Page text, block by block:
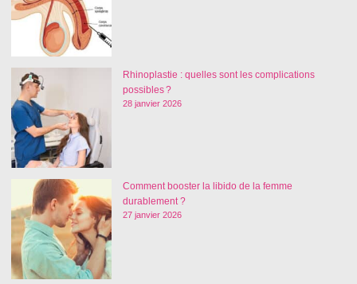
Rhinoplastie : quelles sont les complications
possibles ?
28 janvier 2026
Comment booster la libido de la femme
durablement ?
27 janvier 2026